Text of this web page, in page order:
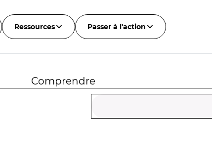
Ressources Passer à l'action
Comprendre